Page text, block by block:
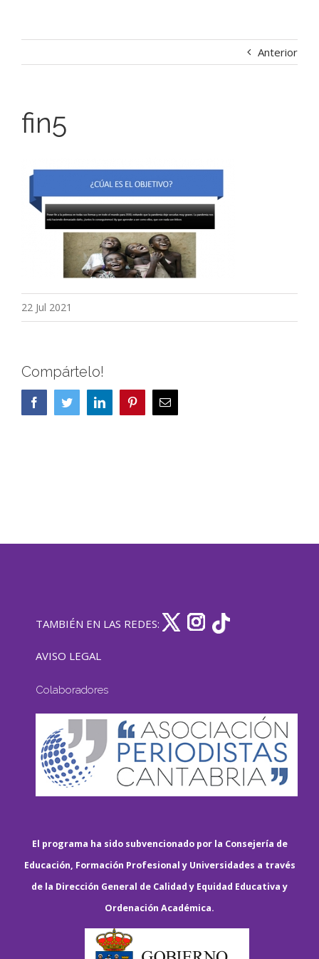
Anterior
fin5
22 Jul 2021
Compártelo!
FacebookTwitterLinkedIn PinterestCorreo
electrónico
TAMBIÉN EN LAS REDES:
AVISO LEGAL
Colaboradores
El programa ha sido subvencionado por la Consejería de
Educación, Formación Profesional y Universidades a través
de la Dirección General de Calidad y Equidad Educativa y
Ordenación Académica.